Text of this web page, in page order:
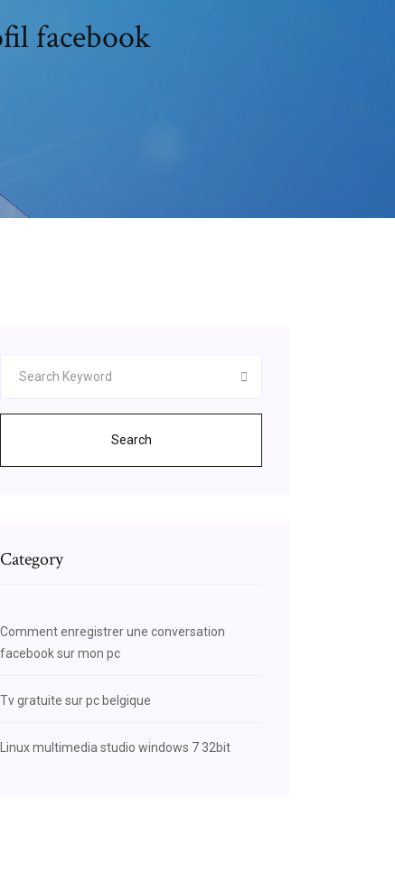
facebook
Search
Category
Comment enregistrer une conversation
facebook sur mon pc
Tv gratuite sur pc belgique
Linux multimedia studio windows 7 32bit